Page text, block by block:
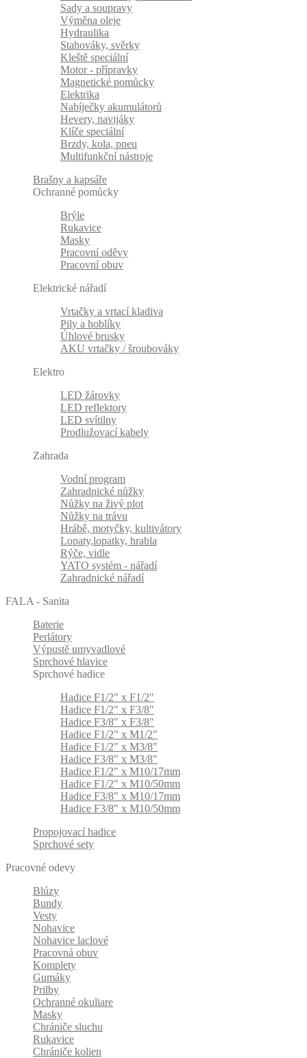
Sady a soupravy
Výměna oleje
Hydraulika
Stahováky, svěrky
Kleště speciální
Motor - přípravky
Magnetické pomůcky
Elektrika
Nabíječky akumulátorů
Hevery, navijáky
Klíče speciální
Brzdy, kola, pneu
Multifunkční nástroje
Brašny a kapsáře
Ochranné pomůcky
Brýle
Rukavice
Masky
Pracovní oděvy
Pracovní obuv
Elektrické nářadí
Vrtačky a vrtací kladiva
Pily a hoblíky
Úhlové brusky
AKU vrtačky / šroubováky
Elektro
LED žárovky
LED reflektory
LED svítilny
Prodlužovací kabely
Zahrada
Vodní program
Zahradnické nůžky
Nůžky na živý plot
Nůžky na trávu
Hrábě, motyčky, kultivátory
Lopaty,lopatky, hrabla
Rýče, vidle
YATO systém - nářadí
Zahradnické nářadí
FALA - Sanita
Baterie
Perlátory
Výpustě umyvadlové
Sprchové hlavice
Sprchové hadice
Hadice F1/2" x F1/2"
Hadice F1/2" x F3/8"
Hadice F3/8" x F3/8"
Hadice F1/2" x M1/2"
Hadice F1/2" x M3/8"
Hadice F3/8" x M3/8"
Hadice F1/2" x M10/17mm
Hadice F1/2" x M10/50mm
Hadice F3/8" x M10/17mm
Hadice F3/8" x M10/50mm
Propojovací hadice
Sprchové sety
Pracovné odevy
Blúzy
Bundy
Vesty
Nohavice
Nohavice laclové
Pracovná obuv
Komplety
Gumáky
Prilby
Ochranné okuliare
Masky
Chrániče sluchu
Rukavice
Chrániče kolien